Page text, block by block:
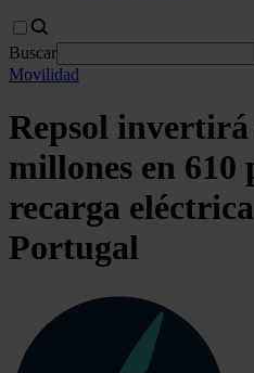
Buscar
Movilidad
Repsol invertirá
millones en 610
recarga
Portugal